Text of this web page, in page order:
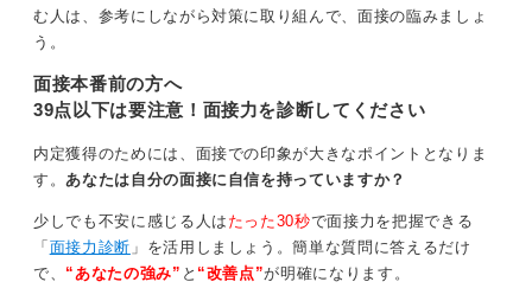
ただ、毎回ゼロから考え込む必要はありません。一度ベ
ースとなる自己PR・強み・志望軸を整理しておけば、企
業ごとの対策はその都度アレンジするだけでOKです。
慣れてくると、1社あたり30分〜1時間で十分対応できる
ようになりますよ。
時間をかけすぎてしまうのは「これでいいのかな」と不
む人は、参考にしながら対策に取り組んで、面接の臨みましょ
う。
面接本番前の方へ
39点以下は要注意！面接力を診断してください
内定獲得のためには、面接での印象が大きなポイントとなりま
す。あなたは自分の面接に自信を持っていますか？
少しでも不安に感じる人は たった30秒で面接力を把握できる
「 面接力診断 」を活用しましょう。簡単な質問に答えるだけ
で、 “あなたの強み” と “改善点”が明確になります。